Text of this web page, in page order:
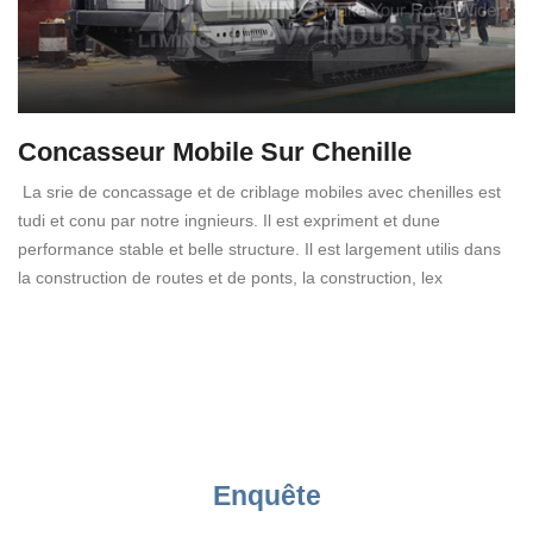
Concasseur Mobile Sur Chenille
La srie de concassage et de criblage mobiles avec chenilles est
tudi et conu par notre ingnieurs. Il est expriment et dune
performance stable et belle structure. Il est largement utilis dans
la construction de routes et de ponts, la construction, lex
Enquête